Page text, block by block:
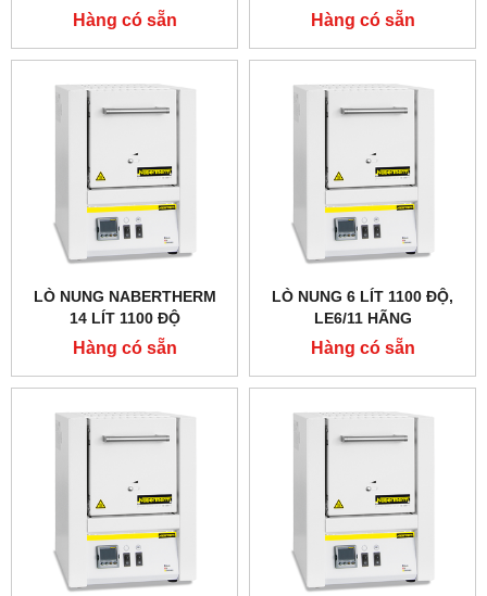
NABERTHERM - ĐỨC
Hàng có sẵn Hàng có sẵn
LÒ NUNG NABERTHERM
14 LÍT 1100 ĐỘ
Hàng có sẵn
LÒ NUNG 6 LÍT 1100 ĐỘ,
LE6/11 HÃNG
NABERTHERM - ĐỨC
Hàng có sẵn